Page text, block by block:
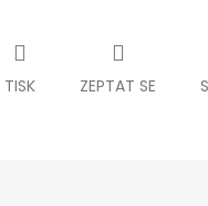
TISK ZEPTAT SE